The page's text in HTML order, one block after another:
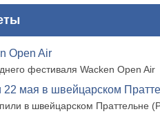
Open Air
фестиваля Wacken Open Air
22 мая в швейцарском
в швейцарском Праттельне